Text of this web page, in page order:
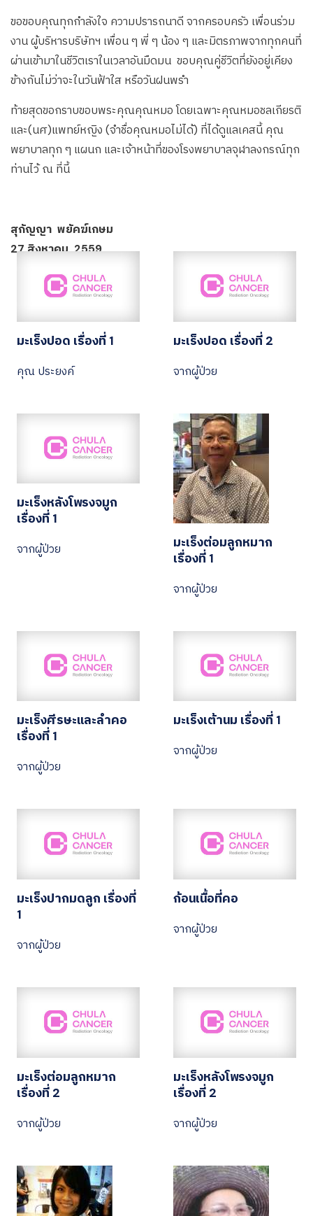
ขอขอบคุณทุกกำลังใจ ความปรารถนาดี จากครอบครัว เพื่อนร่วม
งาน ผู้บริหารบริษัทฯ เพื่อน ๆ พี่ ๆ น้อง ๆ และมิตรภาพจากทุกคนที่
ผ่านเข้ามาในชีวิตเราในเวลาอันมืดมน ขอบคุณคู่ชีวิตที่ยังอยู่เคียง
ข้างกันไม่ว่าจะในวันฟ้าใส หรือวันฝนพรำ
ท้ายสุดขอกราบขอบพระคุณคุณหมอ โดยเฉพาะคุณหมอชลเกียรติ
และ(นศ)แพทย์หญิง (จำชื่อคุณหมอไม่ได้) ที่ได้ดูแลเคสนี้ คุณ
พยาบาลทุก ๆ แผนก และเจ้าหน้าที่ของโรงพยาบาลจุฬาลงกรณ์ทุก
ท่านไว้ ณ ที่นี้
สุกัญญา พยัคฆ์เกษม
27 สิงหาคม 2559
มะเร็งปอด เรื่องที่ 1
คุณ ประยงค์
มะเร็งปอด เรื่องที่ 2
จากผู้ป่วย
มะเร็งหลังโพรงจมูก
เรื่องที่ 1
จากผู้ป่วย
มะเร็งต่อมลูกหมาก
เรื่องที่ 1
จากผู้ป่วย
มะเร็งศีรษะและลำคอ
เรื่องที่ 1
จากผู้ป่วย
มะเร็งเต้านม เรื่องที่ 1
จากผู้ป่วย
มะเร็งปากมดลูก เรื่องที่
1
จากผู้ป่วย
ก้อนเนื้อที่คอ
จากผู้ป่วย
มะเร็งต่อมลูกหมาก
เรื่องที่ 2
จากผู้ป่วย
มะเร็งหลังโพรงจมูก
เรื่องที่ 2
จากผู้ป่วย